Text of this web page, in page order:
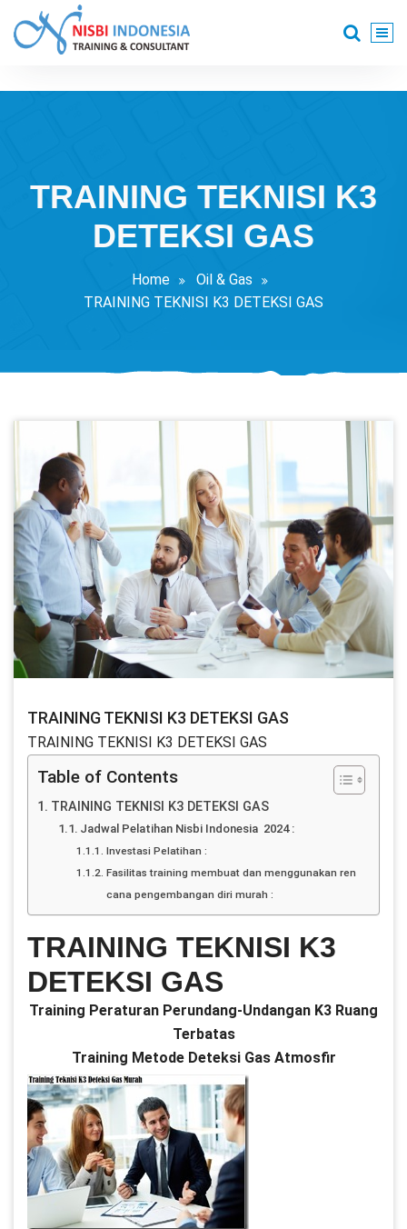
content
TRAINING TEKNISI K3
DETEKSI GAS
Home
Oil & Gas
TRAINING TEKNISI K3 DETEKSI GAS
TRAINING TEKNISI K3 DETEKSI GAS
TRAINING TEKNISI K3 DETEKSI GAS
Table of Contents
TRAINING TEKNISI K3 DETEKSI GAS
Jadwal Pelatihan Nisbi Indonesia 2024 :
Investasi Pelatihan :
Fasilitas training membuat dan menggunakan ren
cana pengembangan diri murah :
TRAINING TEKNISI K3
DETEKSI GAS
Training Peraturan Perundang-Undangan K3 Ruang
Terbatas
Training Metode Deteksi Gas Atmosfir